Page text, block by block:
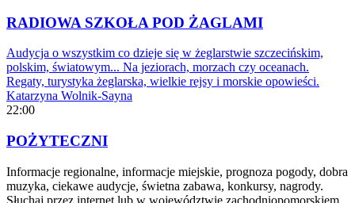
RADIOWA SZKOŁA POD ŻAGLAMI
Audycja o wszystkim co dzieje się w żeglarstwie szczecińskim,
polskim, światowym... Na jeziorach, morzach czy oceanach.
Regaty, turystyka żeglarska, wielkie rejsy i morskie opowieści.
Katarzyna Wolnik-Sayna
22:00
POŻYTECZNI
Informacje regionalne, informacje miejskie, prognoza pogody, dobra
muzyka, ciekawe audycje, świetna zabawa, konkursy, nagrody.
Słuchaj przez internet lub w województwie zachodniopomorskiem